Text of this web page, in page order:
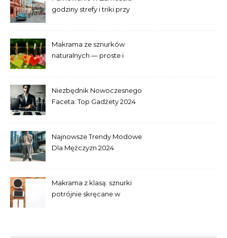
godziny strefy i triki przy
Makrama ze sznurków
naturalnych — proste i
Niezbędnik Nowoczesnego
Faceta: Top Gadżety 2024
Najnowsze Trendy Modowe
Dla Mężczyzn 2024
Makrama z klasą: sznurki
potrójnie skręcane w